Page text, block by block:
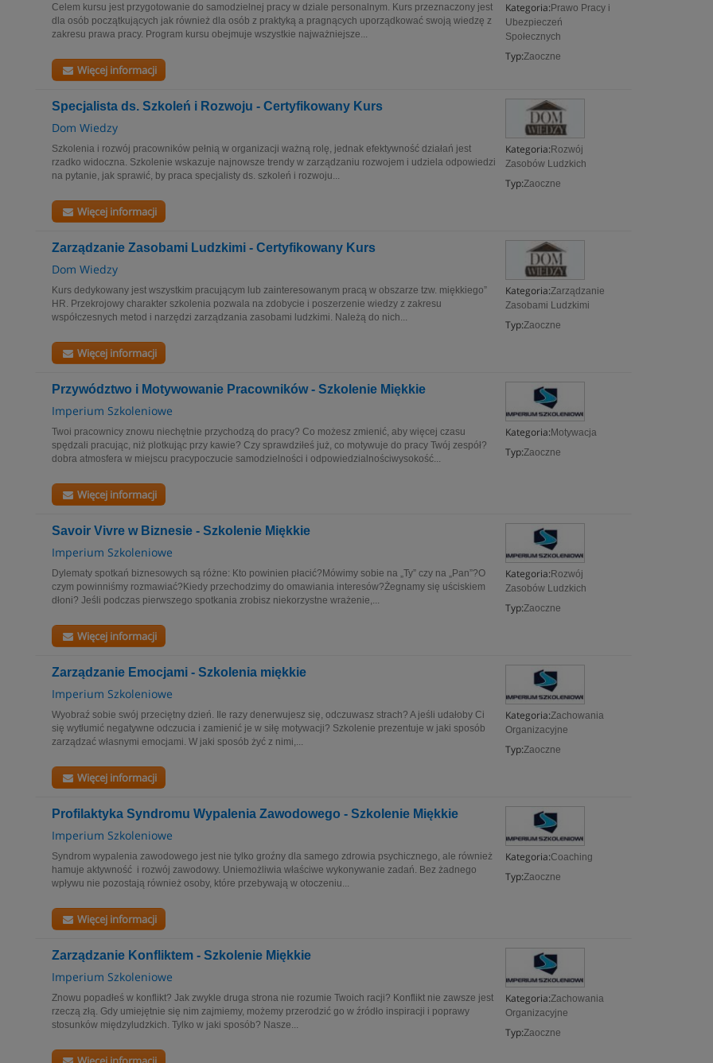
Kategoria: Prawo Pracy i
Ubezpieczeń
Społecznych
Typ:Zaoczne
Celem kursu jest przygotowanie do samodzielnej pracy w dziale personalnym. Kurs przeznaczony jest
dla osób początkujących jak również dla osób z praktyką a pragnących uporządkować swoją wiedzę z
zakresu prawa pracy. Program kursu obejmuje wszystkie najważniejsze...
Więcej informacji
Specjalista ds. Szkoleń i Rozwoju - Certyfikowany Kurs
Dom Wiedzy
Kategoria: Rozwój
Zasobów Ludzkich
Typ:Zaoczne
Szkolenia i rozwój pracowników pełnią w organizacji ważną rolę, jednak efektywność działań jest
rzadko widoczna. Szkolenie wskazuje najnowsze trendy w zarządzaniu rozwojem i udziela odpowiedzi
na pytanie, jak sprawić, by praca specjalisty ds. szkoleń i rozwoju...
Więcej informacji
Zarządzanie Zasobami Ludzkimi - Certyfikowany Kurs
Dom Wiedzy
Kategoria:Zarządzanie
Zasobami Ludzkimi
Typ:Zaoczne
Kurs dedykowany jest wszystkim pracującym lub zainteresowanym pracą w obszarze tzw. miękkiego”
HR. Przekrojowy charakter szkolenia pozwala na zdobycie i poszerzenie wiedzy z zakresu
współczesnych metod i narzędzi zarządzania zasobami ludzkimi. Należą do nich...
Więcej informacji
Przywództwo i Motywowanie Pracowników - Szkolenie Miękkie
Imperium Szkoleniowe
Kategoria: Motywacja
Typ:Zaoczne
Twoi pracownicy znowu niechętnie przychodzą do pracy? Co możesz zmienić, aby więcej czasu
spędzali pracując, niż plotkując przy kawie? Czy sprawdziłeś już, co motywuje do pracy Twój zespół?
dobra atmosfera w miejscu pracypoczucie samodzielności i odpowiedzialnościwysokość...
Więcej informacji
Savoir Vivre w Biznesie - Szkolenie Miękkie
Imperium Szkoleniowe
Kategoria: Rozwój
Zasobów Ludzkich
Typ:Zaoczne
Dylematy spotkań biznesowych są różne: Kto powinien płacić?Mówimy sobie na „Ty” czy na „Pan”?O
czym powinniśmy rozmawiać?Kiedy przechodzimy do omawiania interesów?Żegnamy się uściskiem
dłoni? Jeśli podczas pierwszego spotkania zrobisz niekorzystne wrażenie,...
Więcej informacji
Zarządzanie Emocjami - Szkolenia miękkie
Imperium Szkoleniowe
Kategoria:Zachowania
Organizacyjne
Typ:Zaoczne
Wyobraź sobie swój przeciętny dzień. Ile razy denerwujesz się, odczuwasz strach? A jeśli udałoby Ci
się wytłumić negatywne odczucia i zamienić je w siłę motywacji? Szkolenie prezentuje w jaki sposób
zarządzać własnymi emocjami. W jaki sposób żyć z nimi,...
Więcej informacji
Profilaktyka Syndromu Wypalenia Zawodowego - Szkolenie Miękkie
Imperium Szkoleniowe
Kategoria:Coaching
Typ:Zaoczne
Syndrom wypalenia zawodowego jest nie tylko groźny dla samego zdrowia psychicznego, ale również
hamuje aktywność i rozwój zawodowy. Uniemożliwia właściwe wykonywanie zadań. Bez żadnego
wpływu nie pozostają również osoby, które przebywają w otoczeniu...
Więcej informacji
Zarządzanie Konfliktem - Szkolenie Miękkie
Imperium Szkoleniowe
Kategoria:Zachowania
Organizacyjne
Typ:Zaoczne
Znowu popadłeś w konflikt? Jak zwykle druga strona nie rozumie Twoich racji? Konflikt nie zawsze jest
rzeczą złą. Gdy umiejętnie się nim zajmiemy, możemy przerodzić go w źródło inspiracji i poprawy
stosunków międzyludzkich. Tylko w jaki sposób? Nasze...